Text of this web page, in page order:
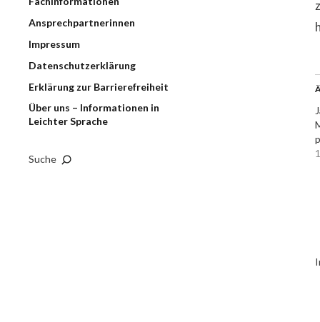
Ansprechpartnerinnen
Impressum
Datenschutzerklärung
Erklärung zur Barrierefreiheit
Über uns – Informationen in
Leichter Sprache
Suche